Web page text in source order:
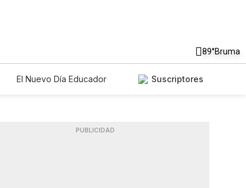
89°Bruma
El Nuevo Día Educador
Suscriptores
PUBLICIDAD